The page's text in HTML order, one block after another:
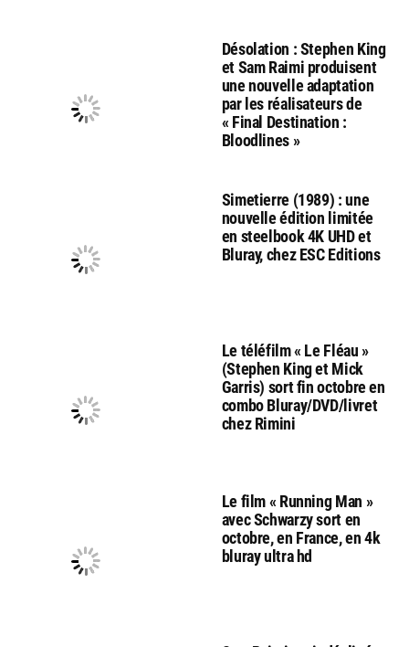
Désolation : Stephen King
et Sam Raimi produisent
une nouvelle adaptation
par les réalisateurs de
« Final Destination :
Bloodlines »
Simetierre (1989) : une
nouvelle édition limitée
en steelbook 4K UHD et
Bluray, chez ESC Editions
Le téléfilm « Le Fléau »
(Stephen King et Mick
Garris) sort fin octobre en
combo Bluray/DVD/livret
chez Rimini
Le film « Running Man »
avec Schwarzy sort en
octobre, en France, en 4k
bluray ultra hd